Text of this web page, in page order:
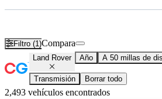
Filtro (1)Compara
Land Rover Año A 50 millas de
Transmisión Borrar todo
2,493 vehículos encontrados